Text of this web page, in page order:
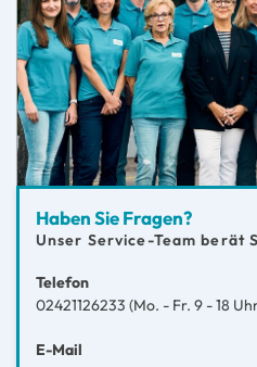
Haben Sie Fragen?
Unser Service-Team berät
Telefon
02421126233 (Mo. - Fr. 9 - 18
E-Mail